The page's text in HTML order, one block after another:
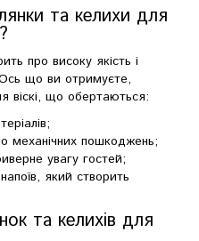
та келихи для
про високу якість і
що ви отримуєте,
віскі, що обертаються:
механічних пошкоджень;
увагу гостей;
який створить
та келихів для